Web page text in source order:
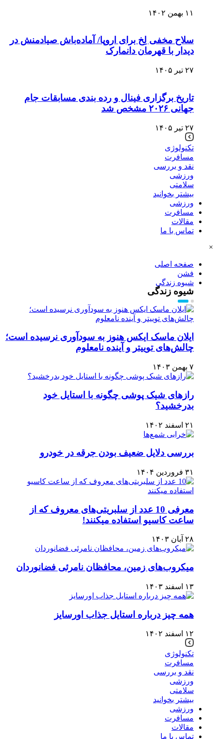
۱۱ بهمن ۱۴۰۲
سلاح مخفی لِخ برای اروپا/ آماده‌باش صیادمنش در
دیدار با قهرمان دانمارک
۲۷ تیر ۱۴۰۵
تاریخ برگزاری فینال و رده‌ بندی مسابقات جام
جهانی ۲۰۲۶ مشخص شد
۲۷ تیر ۱۴۰۵
تکنولوژی
مسافرت
نقد و بررسی
ورزشی
سلامتی
بیشتر بخوانید
ورزشی
مسافرت
مقالات
تماس با ما
×
صفحه اصلی
فشن
شیوه زندگی
شیوه زندگی
ایلان ماسک ایکس هنوز به سودآوری نرسیده است؛
چالش‌های توییتر و آینده نامعلوم
۷ بهمن ۱۴۰۳
رازهای شیک پوشی چگونه با استایل خود
بدرخشید؟
۲۱ اسفند ۱۴۰۲
بررسی دلایل ضعیف بودن جرقه در خودرو
۳۱ فروردین ۱۴۰۴
معرفی 10 عدد از سلبریتی‌های معروف که از
ساعت کاسیو استفاده میکنند!
۲۸ آبان ۱۴۰۳
میکروب‌های زمین، محافظان نامرئی فضانوردان
۱۳ اسفند ۱۴۰۳
همه چیز درباره استایل جذاب اورسایز
۱۲ اسفند ۱۴۰۲
تکنولوژی
مسافرت
نقد و بررسی
ورزشی
سلامتی
بیشتر بخوانید
ورزشی
مسافرت
مقالات
تماس با ما